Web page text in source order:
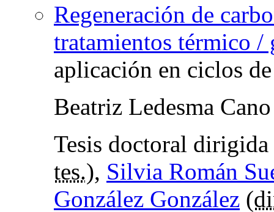
Regeneración de
tratamientos térmico
aplicación en ciclos
Beatriz Ledesma Cano
Tesis doctoral
tes.), Silvia Román
González González (